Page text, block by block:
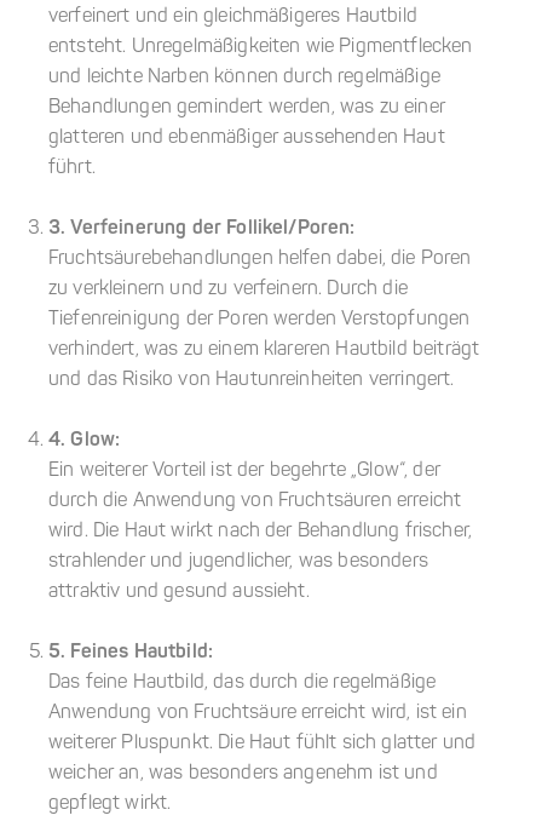
verfeinert und ein gleichmäßigeres Hautbild
entsteht. Unregelmäßigkeiten wie Pigmentflecken
und leichte Narben können durch regelmäßige
Behandlungen gemindert werden, was zu einer
glatteren und ebenmäßiger aussehenden Haut
führt.
3. Verfeinerung der Follikel/Poren:
Fruchtsäurebehandlungen helfen dabei, die Poren
zu verkleinern und zu verfeinern. Durch die
Tiefenreinigung der Poren werden Verstopfungen
verhindert, was zu einem klareren Hautbild beiträgt
und das Risiko von Hautunreinheiten verringert.
4. Glow:
Ein weiterer Vorteil ist der begehrte „Glow“, der
durch die Anwendung von Fruchtsäuren erreicht
wird. Die Haut wirkt nach der Behandlung frischer,
strahlender und jugendlicher, was besonders
attraktiv und gesund aussieht.
5. Feines Hautbild:
Das feine Hautbild, das durch die regelmäßige
Anwendung von Fruchtsäure erreicht wird, ist ein
weiterer Pluspunkt. Die Haut fühlt sich glatter und
weicher an, was besonders angenehm ist und
gepflegt wirkt.